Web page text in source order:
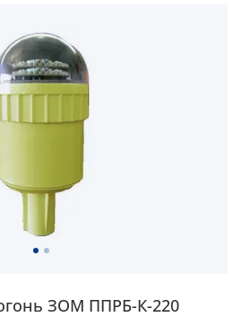
ЗОМ ППРБ-К-220